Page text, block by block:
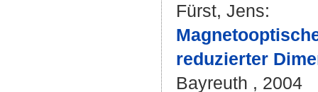
Fürst, Jens:
reduzierter
Bayreuth , 2004